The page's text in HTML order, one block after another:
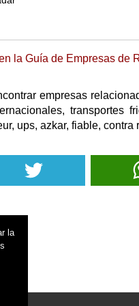
la Guía de Empresas de
empresas
transportes
ups, azkar, fiable,
la